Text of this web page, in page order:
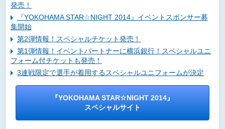
発売！
『YOKOHAMA STAR☆NIGHT 2014』イベントスポンサー募
集開始
第2弾情報！スペシャルチケット発売！
第1弾情報！イベントパートナーに横浜銀行！スペシャルユニ
フォーム付チケットも発売！
3連戦限定で選手が着用するスペシャルユニフォームが決定
『YOKOHAMA STAR☆NIGHT 2014』
スペシャルサイト